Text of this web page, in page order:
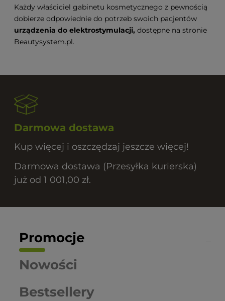
Każdy właściciel gabinetu kosmetycznego z pewnością
dobierze odpowiednie do potrzeb swoich pacjentów
urządzenia do elektrostymulacji, dostępne na stronie
Beautysystem.pl.
Darmowa dostawa
Kup więcej i oszczędzaj jeszcze więcej!
Darmowa dostawa (Przesyłka kurierska)
już od 1 001,00 zł.
Promocje
Nowości
Bestsellery